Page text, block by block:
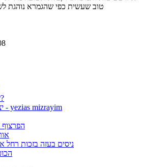
טוב שעשית כפי שהגמרא נוהגת
האם
יציאת מצרים מזווית מדעית - yezias mizrayim
ניסים בעזה בזכות רחל